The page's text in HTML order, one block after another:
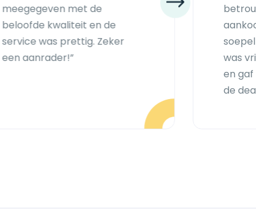
meegegeven met de
beloofde kwaliteit en de
service was prettig. Zeker
een aanrader!”
was
en
de